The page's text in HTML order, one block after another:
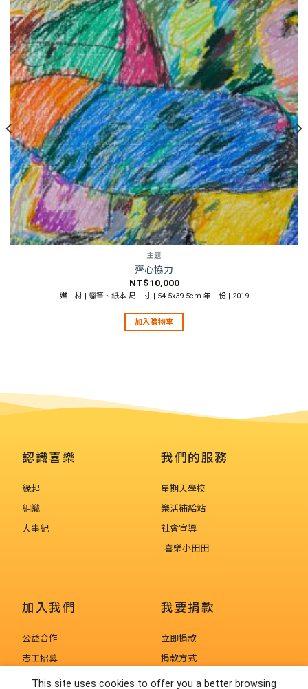
主題
齊心協力
NT$10,000
媒 材 | 蠟筆、紙本 尺 寸 | 54.5x39.5cm 年 份 | 2019
加入購物車
認識喜樂
緣起
組織
大事紀
我們的服務
星期天學校
樂活補給站
社會宣導
喜樂小田田
加入我們
公益合作
志工招募
人才招募
我要捐款
立即捐款
捐款方式
捐款徵信
This site uses cookies to offer you a better browsing